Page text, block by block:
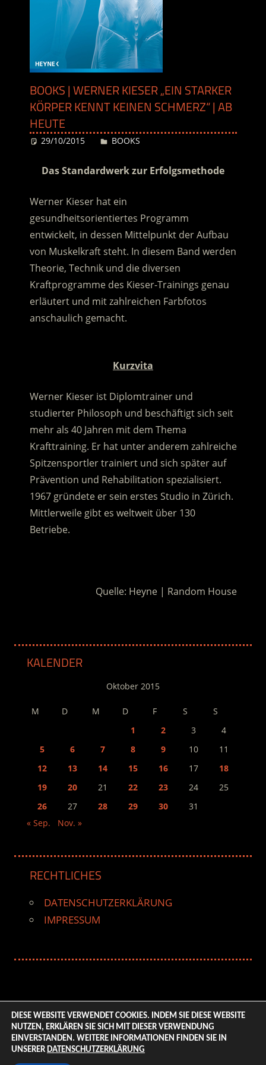
BOOKS | WERNER KIESER „EIN STARKER
KÖRPER KENNT KEINEN SCHMERZ“ | AB
HEUTE
29/10/2015 Desiree
BOOKS
Das Standardwerk zur Erfolgsmethode
Werner Kieser hat ein
gesundheitsorientiertes Programm
entwickelt, in dessen Mittelpunkt der Aufbau
von Muskelkraft steht. In diesem Band werden
Theorie, Technik und die diversen
Kraftprogramme des Kieser-Trainings genau
erläutert und mit zahlreichen Farbfotos
anschaulich gemacht.
Kurzvita
Werner Kieser ist Diplomtrainer und
studierter Philosoph und beschäftigt sich seit
mehr als 40 Jahren mit dem Thema
Krafttraining. Er hat unter anderem zahlreiche
Spitzensportler trainiert und sich später auf
Prävention und Rehabilitation spezialisiert.
1967 gründete er sein erstes Studio in Zürich.
Mittlerweile gibt es weltweit über 130
Betriebe.
Quelle: Heyne | Random House
KALENDER
Oktober 2015
M D M D F S
S
1
2 3
4
5
6 7 8 9 10
11
12
13 14 15 16 17
18
19
20 21 22 23 24
25
26
27 28 29 30
31
« Sep.
Nov. »
RECHTLICHES
DATENSCHUTZERKLÄRUNG
IMPRESSUM
© 2026 ENTERTAINMENT BASE – Life & Style Magazine.
All Rights Reserved. | Based on
DIESE WEBSITE VERWENDET COOKIES. INDEM SIE DIESE WEBSITE
NUTZEN, ERKLÄREN SIE SICH MIT DIESER VERWENDUNG
EINVERSTANDEN. WEITERE INFORMATIONEN FINDEN SIE IN
UNSERER DATENSCHUTZERKLÄRUNG